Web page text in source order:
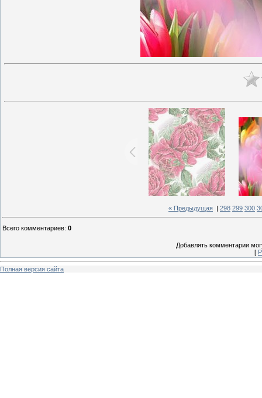
« Предыдущая 298 299 300
Всего комментариев: 0
Добавлять комментарии
[
Полная версия сайта